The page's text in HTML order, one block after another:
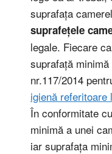
suprafața
suprafețele
legale. Fiecare
suprafață
nr.117/2014
igienă
În conformitate
minimă a unei
iar suprafața